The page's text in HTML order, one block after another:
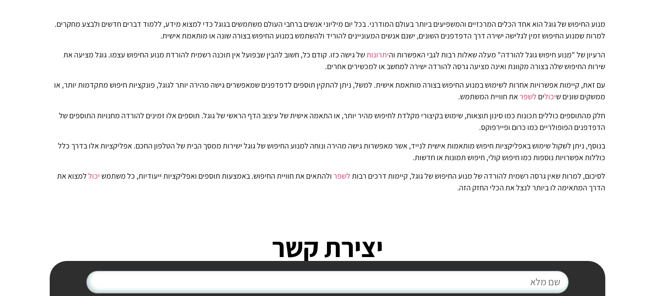
מנוע החיפוש של גוגל הוא אחד הכלים המרכזיים והמשפיעים ביותר בעולם המודרני. בכל יום מיליוני אנשים ברחבי העולם משתמשים בגוגל כדי למצוא מידע, ללמוד דברים חדשים ולבצע מחקרים.
למרות שמנוע החיפוש זמין לגלישה ישירה דרך הדפדפנים השונים, ישנם אנשים המעוניינים להוריד ולהשתמש במנוע החיפוש בצורה שונה או מותאמת אישית.
הרעיון של "מנוע חיפוש גוגל להורדה" מעלה שאלות רבות לגבי האפשרות והיתרונותשל גישה כזו. קודם כל, חשוב להבין שבפועל אין תוכנה רשמית להורדת מנוע החיפוש עצמו. גוגל מציעה את
שירות החיפוש שלה בצורה מקוונת ואינה מציעה גרסה להורדה ישירה למחשב או למכשירים אחרים.
עם זאת, קיימות אפשרויות אחרות לשימוש במנוע החיפוש בצורה מותאמת אישית. למשל, ניתן להתקין תוספים לדפדפנים שמאפשרים גישה מהירה יותר לגוגל, פונקציות חיפוש מתקדמות יותר, או
ממשקים שונים שיכולים לשפראת חוויית המשתמש.
חלק מהתוספים כוללים תכונות כמו סינון תוצאות, שימוש בקיצורי מקלדת לחיפוש מהיר יותר, או התאמה אישית של עיצוב הדף הראשי של גוגל. תוספים אלו זמינים להורדה מחנויות התוספים של
הדפדפנים הפופולריים כמו כרום ופיירפוקס.
בנוסף, ניתן לשקול שימוש באפליקציות חיפוש מותאמות אישית לנייד, אשר מאפשרות גישה מהירה ונוחה למנוע החיפוש של גוגל ישירות ממסך הבית של הטלפון החכם. אפליקציות אלו בדרך כלל
כוללות אפשרויות נוספות כמו חיפוש קולי, חיפוש תמונות או חדשות.
לסיכום, למרות שאין גרסה רשמית להורדה של מנוע החיפוש של גוגל, קיימות דרכים רבותלשפרולהתאים את חוויית החיפוש. באמצעות תוספים ואפליקציות ייעודיות, כל משתמשיכוללמצוא את
הדרך המתאימה לו ביותר לנצל את הכלי החזק הזה.
יצירת קשר